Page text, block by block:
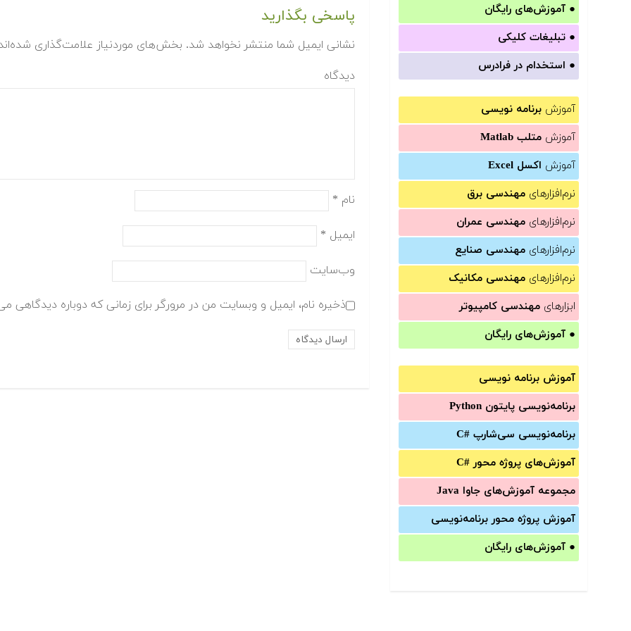
● آموزش‌های رایگان
● تبلیغات کلیکی
● استخدام در فرادرس
آموزش برنامه نویسی
آموزش متلب Matlab
آموزش اکسل Excel
نرم‌افزارهای مهندسی برق
نرم‌افزارهای مهندسی عمران
نرم‌افزارهای مهندسی صنایع
نرم‌افزارهای مهندسی مکانیک
ابزارهای مهندسی کامپیوتر
● آموزش‌های رایگان
آموزش برنامه نویسی
برنامه‌نویسی پایتون Python
برنامه‌‌نویسی سی‌شارپ C#‎
آموزش‌های پروژه محور #C
مجموعه آموزش‌های جاوا Java
آموزش‌ پروژه محور برنامه‌نویسی
● آموزش‌های رایگان
پاسخی بگذارید
نشانی ایمیل شما منتشر نخواهد شد. بخش‌های موردنیاز علامت‌گذاری
دیدگاه
نام *
ایمیل *
وب‌سایت
ذخیره نام، ایمیل و وبسایت من در مرورگر برای زمانی که دوباره دیدگاهی